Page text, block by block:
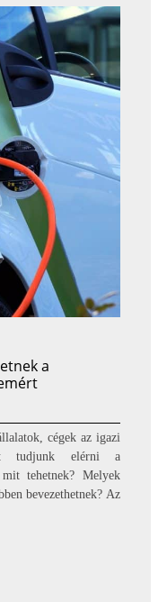
a
cégek az igazi
tudjunk elérni a
tehetnek? Melyek
bevezethetnek? Az